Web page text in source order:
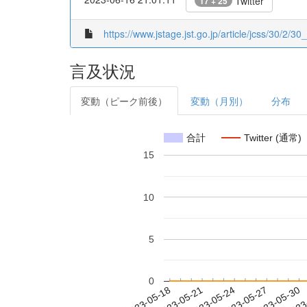
https://www.jstage.jst.go.jp/article/jcss/30/2/
言及状況
変動（ピーク前後） 変動（月別） 分布
合計 Twitter (通常)
0
5
10
15